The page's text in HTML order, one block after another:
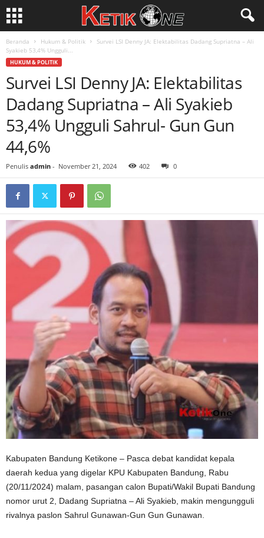
Beranda Hukum & Politik
Survei LSI Denny JA: Elektabilitas Dadang Supriatna – Ali
Syakieb 53,4% Ungguli...
HUKUM & POLITIK
Survei LSI Denny JA: Elektabilitas
Dadang Supriatna – Ali Syakieb
53,4% Ungguli Sahrul- Gun Gun
44,6%
Penulis admin - November 21, 2024 402 0
Kabupaten Bandung Ketikone – Pasca debat kandidat kepala
daerah kedua yang digelar KPU Kabupaten Bandung, Rabu
(20/11/2024) malam, pasangan calon Bupati/Wakil Bupati Bandung
nomor urut 2, Dadang Supriatna – Ali Syakieb, makin mengungguli
rivalnya paslon Sahrul Gunawan-Gun Gun Gunawan.